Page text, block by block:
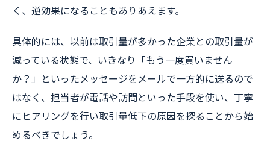
く、逆効果になることもありあえます。
具体的には、以前は取引量が多かった企業との取引量が
減っている状態で、いきなり「もう一度買いません
か？」といったメッセージをメールで一方的に送るので
はなく、担当者が電話や訪問といった手段を使い、丁寧
にヒアリングを行い取引量低下の原因を探ることから始
めるべきでしょう。